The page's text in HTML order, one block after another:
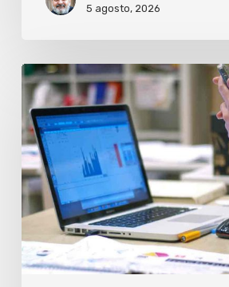
5 agosto, 2026
Una
inteligencia
artificial
arma
pymes
argentinas
necesidad